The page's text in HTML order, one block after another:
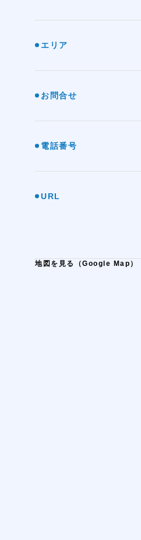
エリア
お問合せ
電話番号
URL
地図を見る（Google Map）